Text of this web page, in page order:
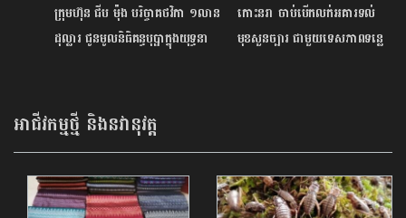
​ក្រុមហ៊ុន ជីប ម៉ុង បរិច្ចាគថវិកា ១លាន
ដុល្លារ ជូនមូលនិធិគន្ធបុប្ផាក្នុងយុទ្ធនា
កោះនរា ចាប់បើកលក់អគារទល់
មុខសួនច្បារ ជាមួយទេសភាពទន្លេ
អាជីវកម្មថ្មី និងនវានុវត្ត